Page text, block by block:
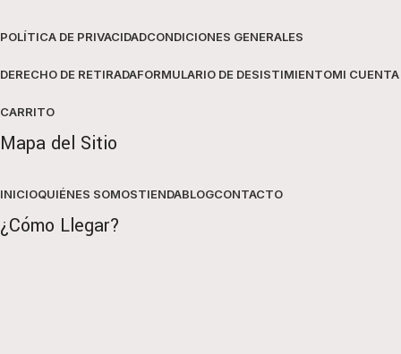
POLÍTICA DE PRIVACIDADCONDICIONES GENERALES
DERECHO DE RETIRADAFORMULARIO DE DESISTIMIENTOMI CUENTA
CARRITO
Mapa del Sitio
INICIOQUIÉNES SOMOSTIENDABLOGCONTACTO
¿Cómo Llegar?